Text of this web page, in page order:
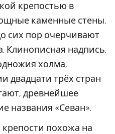
крепостью в
каменные стены,
сих пор очерчивают
Клинописная надпись,
холма,
двадцати трёх стран
древнейшее
названия «Севан».
похожа на